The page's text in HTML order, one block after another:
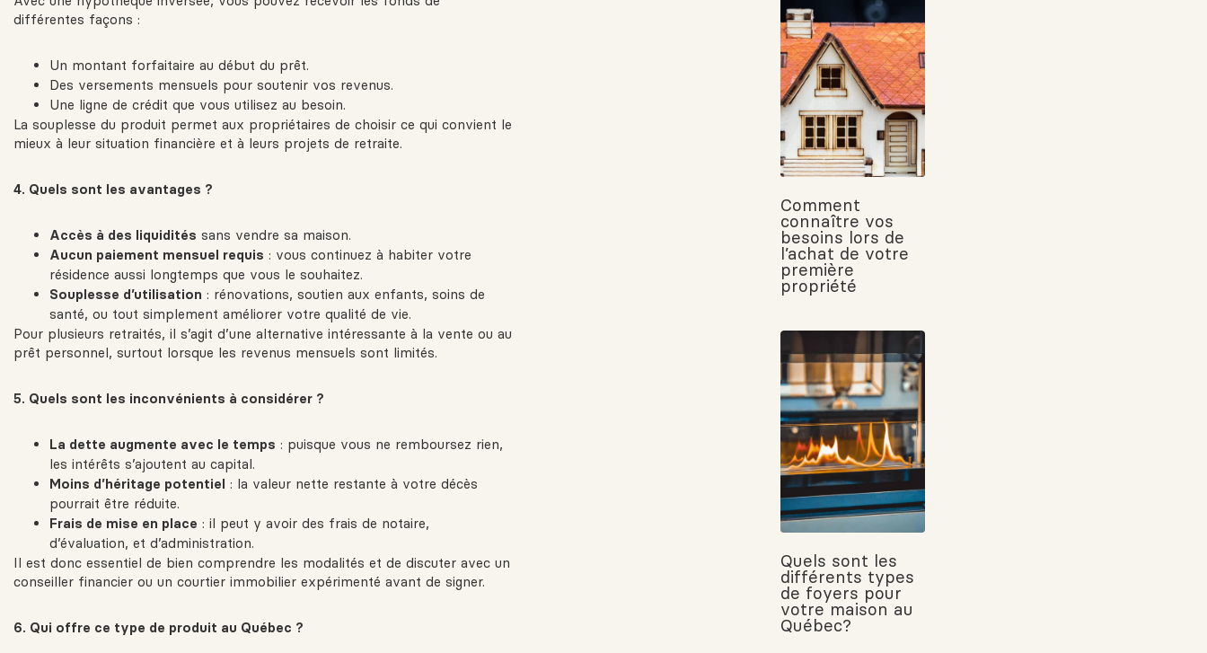
différentes façons :
Un montant forfaitaire au début du prêt.
Des versements mensuels pour soutenir vos revenus.
Une ligne de crédit que vous utilisez au besoin.
La souplesse du produit permet aux propriétaires de choisir ce qui convient le
mieux à leur situation financière et à leurs projets de retraite.
4. Quels sont les avantages ?
Accès à des liquidités sans vendre sa maison.
Aucun paiement mensuel requis : vous continuez à habiter votre
résidence aussi longtemps que vous le souhaitez.
Souplesse d’utilisation : rénovations, soutien aux enfants, soins de
santé, ou tout simplement améliorer votre qualité de vie.
Pour plusieurs retraités, il s’agit d’une alternative intéressante à la vente ou au
prêt personnel, surtout lorsque les revenus mensuels sont limités.
5. Quels sont les inconvénients à considérer ?
La dette augmente avec le temps : puisque vous ne remboursez rien,
les intérêts s’ajoutent au capital.
Moins d’héritage potentiel : la valeur nette restante à votre décès
pourrait être réduite.
Frais de mise en place : il peut y avoir des frais de notaire,
d’évaluation, et d’administration.
Il est donc essentiel de bien comprendre les modalités et de discuter avec un
conseiller financier ou un courtier immobilier expérimenté avant de signer.
6. Qui offre ce type de produit au Québec ?
Comment
connaître vos
besoins lors de
l’achat de votre
première
propriété
Quels sont les
différents types
de foyers pour
votre maison au
Québec?